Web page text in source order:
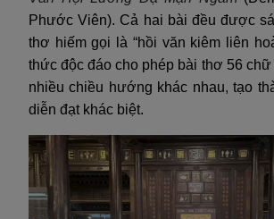
Phước Viên). Cả hai bài đều được
thơ hiếm gọi là “hồi văn kiêm liên
thức độc đáo cho phép bài thơ 56 chữ
nhiều chiều hướng khác nhau, tạo
diễn đạt khác biệt.